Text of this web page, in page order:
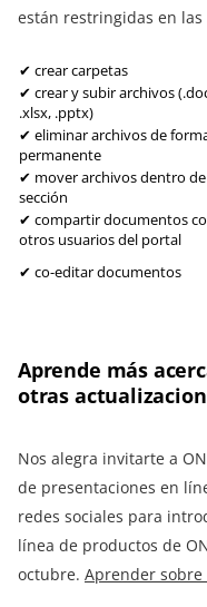
están restringidas en las
✔ crear carpetas
✔ crear y subir archivos
.xlsx, .pptx)
✔ eliminar archivos de
permanente
✔ mover archivos dentro
sección
✔ compartir documentos
otros usuarios del portal
✔ co-editar documentos
Aprende más
otras
Nos alegra invitarte a
de presentaciones en
redes sociales para
línea de productos de
octubre. Aprender sobre